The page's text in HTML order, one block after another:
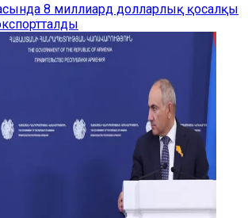
8 миллиард долларлық қосалқы